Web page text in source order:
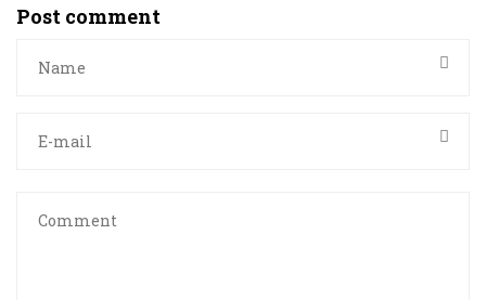
Post comment